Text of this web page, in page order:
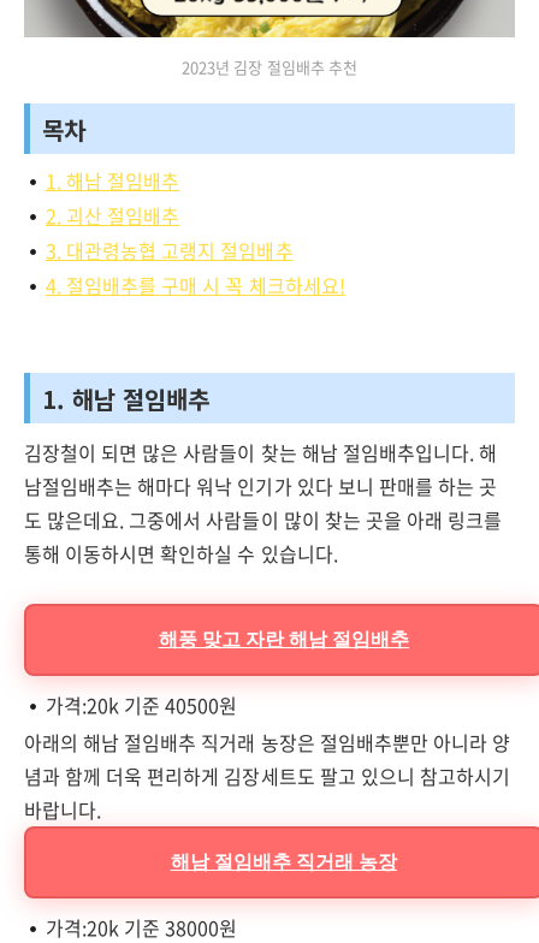
2023년 김장 절임배추 추천
목차
1. 해남 절임배추
2. 괴산 절임배추
3. 대관령농협 고랭지 절임배추
4. 절임배추를 구매 시 꼭 체크하세요!
1. 해남 절임배추
김장철이 되면 많은 사람들이 찾는 해남 절임배추입니다. 해
남절임배추는 해마다 워낙 인기가 있다 보니 판매를 하는 곳
도 많은데요. 그중에서 사람들이 많이 찾는 곳을 아래 링크를
통해 이동하시면 확인하실 수 있습니다.
해풍 맞고 자란 해남 절임배추
가격:20k 기준 40500원
아래의 해남 절임배추 직거래 농장은 절임배추뿐만 아니라 양
념과 함께 더욱 편리하게 김장세트도 팔고 있으니 참고하시기
바랍니다.
해남 절임배추 직거래 농장
가격:20k 기준 38000원